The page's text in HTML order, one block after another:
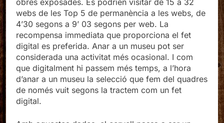
webs de les Top 5 de permanència a les webs, de
4’30 segons a 9’ 03 segons per web. La
recompensa immediata que proporciona el fet
digital es preferida. Anar a un museu pot ser
considerada una activitat més ocasional. I com
que digitalment hi passem més temps, a l’hora
d’anar a un museu la selecció que fem del quadres
de només vuit segons la tractem com un fet
digital.